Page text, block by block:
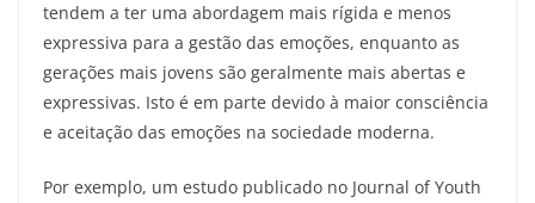
tendem a ter uma abordagem mais rígida e menos
expressiva para a gestão das emoções, enquanto as
gerações mais jovens são geralmente mais abertas e
expressivas. Isto é em parte devido à maior consciência
e aceitação das emoções na sociedade moderna.
Por exemplo, um estudo publicado no Journal of Youth